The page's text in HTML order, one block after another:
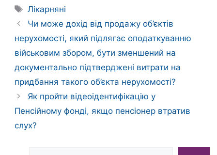
Позначки
Лікарняні
Чи може дохід від продажу об’єктів
нерухомості, який підлягає оподаткуванню
військовим збором, бути зменшений на
документально підтверджені витрати на
придбання такого об’єкта нерухомості?
Як пройти відеоідентифікацію у
Пенсійному фонді, якщо пенсіонер втратив
слух?